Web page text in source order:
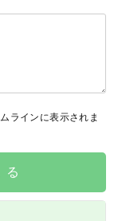
ラインに表示されま